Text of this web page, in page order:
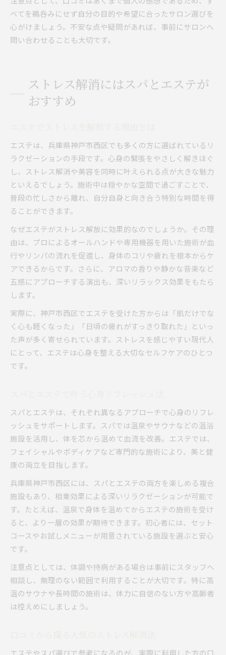
べてを鵜呑みにせず自分の目的や希望に合ったサロン選びを
心がけましょう。不安な点や疑問があれば、事前にサロンへ
問い合わせることも大切です。
ストレス解消にはスパとエステが
おすすめ
エステは、兵庫県神戸市西区でも多くの方に選ばれているリ
ラクゼーションの手段です。心身の緊張をやさしく解きほぐ
し、ストレス解消や美容を同時に叶えられる点が大きな魅力
といえるでしょう。施術中は穏やかな空間で過ごすことで、
普段の忙しさから離れ、自分自身と向き合う特別な時間を得
ることができます。
なぜエステがストレス解放に効果的なのでしょうか。その理
由は、プロによるオールハンドや専用機器を用いた施術が血
行やリンパの流れを促進し、身体のコリや疲れを根本からケ
アできるからです。さらに、アロマの香りや静かな音楽など
五感にアプローチする演出も、深いリラックス効果をもたら
します。
実際に、神戸市西区でエステを受けた方からは「肌だけでな
く心も軽くなった」「日頃の疲れがすっきり取れた」といっ
た声が多く寄せられています。ストレスを感じやすい現代人
にとって、エステは心身を整える大切なセルフケアのひとつ
です。
スパとエステは、それぞれ異なるアプローチで心身のリフレ
ッシュをサポートします。スパでは温泉やサウナなどの温浴
施設を活用し、体を芯から温めて血流を改善。エステでは、
フェイシャルやボディケアなど専門的な施術により、美と健
康の両立を目指します。
兵庫県神戸市西区には、スパとエステの両方を楽しめる複合
施設もあり、相乗効果による深いリラクゼーションが可能で
す。たとえば、温泉で身体を温めてからエステの施術を受け
ると、より一層の効果が期待できます。初心者には、セット
コースやお試しメニューが用意されている施設を選ぶと安心
です。
注意点としては、体調や持病がある場合は事前にスタッフへ
相談し、無理のない範囲で利用することが大切です。特に高
温のサウナや長時間の施術は、体力に自信のない方や高齢者
は控えめにしましょう。